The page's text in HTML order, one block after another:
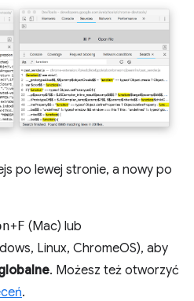
po lewej stronie, a nowy po
+F (Mac) lub
Linux, ChromeOS), aby
. Możesz też otworzyć
.